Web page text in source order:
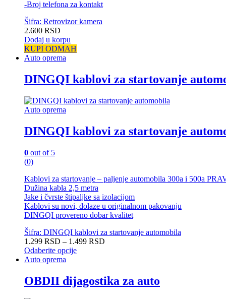
-Broj telefona za kontakt
Šifra: Retrovizor kamera
2.600 RSD
Dodaj u korpu
KUPI ODMAH
Auto oprema
DINGQI kablovi za startovanje
Auto oprema
DINGQI kablovi za startovanje
0 out of 5
(0)
Kablovi za startovanje – paljenje automobila 300a i 500a
Dužina kabla 2,5 metra
Jake i čvrste štipaljke sa izolacijom
Kablovi su novi, dolaze u originalnom pakovanju
DINGQI provereno dobar kvalitet
Šifra: DINGQI kablovi za startovanje automobila
1.299 RSD – 1.499 RSD
do
1.499 RSD
Odaberite opcije
Ovaj
ima
više
Auto oprema
OBDII dijagostika za auto